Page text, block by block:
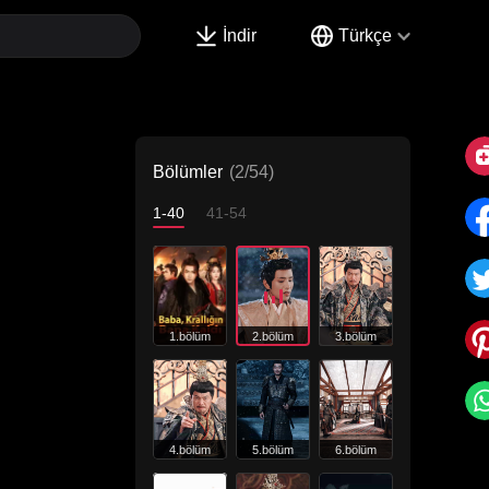
İndir Türkçe
Bölümler (2/54)
1-40 41-54
1.bölüm 2.bölüm 3.bölüm
4.bölüm 5.bölüm 6.bölüm